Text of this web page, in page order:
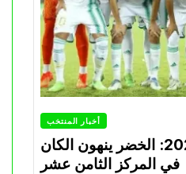
أخبار المنتخب
كأس أمم إفريقيا 2023: الخضر ينهون الكان
في المركز الثامن عشر